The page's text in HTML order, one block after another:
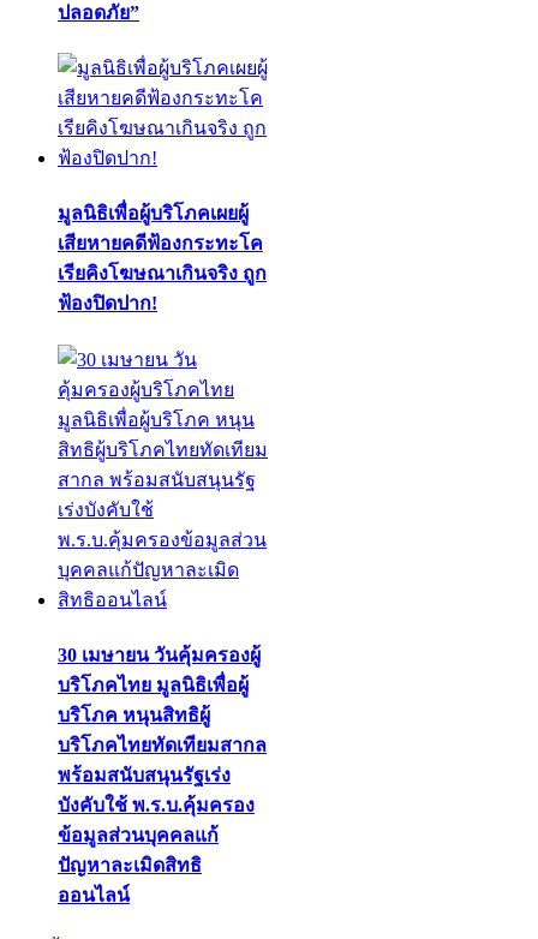
ปลอดภัย”
มูลนิธิเพื่อผู้บริโภคเผยผู้
เสียหายคดีฟ้องกระทะโค
เรียคิงโฆษณาเกินจริง ถูก
ฟ้องปิดปาก!
30 เมษายน วันคุ้มครองผู้
บริโภคไทย มูลนิธิเพื่อผู้
บริโภค หนุนสิทธิผู้
บริโภคไทยทัดเทียมสากล
พร้อมสนับสนุนรัฐเร่ง
บังคับใช้ พ.ร.บ.คุ้มครอง
ข้อมูลส่วนบุคคลแก้
ปัญหาละเมิดสิทธิ
ออนไลน์